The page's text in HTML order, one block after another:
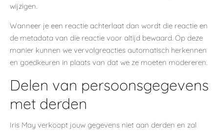
wijzigen.
Wanneer je een reactie achterlaat dan wordt die reactie en
de metadata van die reactie voor altijd bewaard. Op deze
manier kunnen we vervolgreacties automatisch herkennen
en goedkeuren in plaats van dat we ze moeten modereren.
Delen van persoonsgegevens
met derden
Iris May verkoopt jouw gegevens niet aan derden en zal